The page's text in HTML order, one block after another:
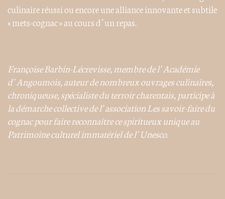
culinaire réussi ou encore une alliance innovante et subtile
« mets-cognac » au cours d’un repas.
Françoise Barbin-Lécrevisse, membre de l’Académie
d’Angoumois, auteur de nombreux ouvrages culinaires,
chroniqueuse, spécialiste du terroir charentais, participe à
la démarche collective de l’association Les savoir-faire du
cognac pour faire reconnaître ce spiritueux unique au
Patrimoine culturel immatériel de l’Unesco.